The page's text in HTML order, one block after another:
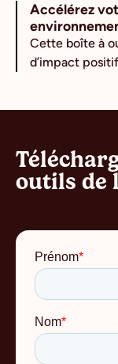
Accélérez
Cette boîte à
d’impact
outils de